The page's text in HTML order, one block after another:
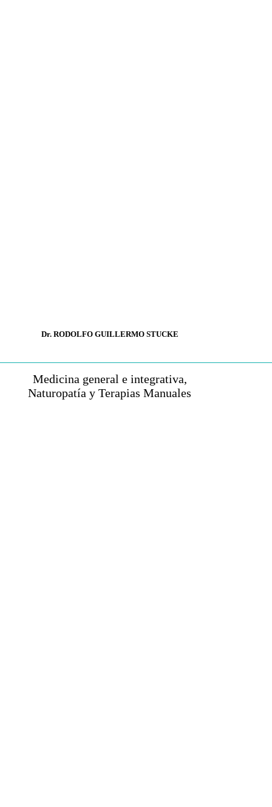
Dr. RODOLFO GUILLERMO STUCKE
Medicina general e integrativa,
Naturopatía y Terapias Manuales